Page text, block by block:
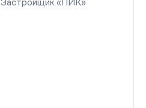
Застройщик «ПИК»